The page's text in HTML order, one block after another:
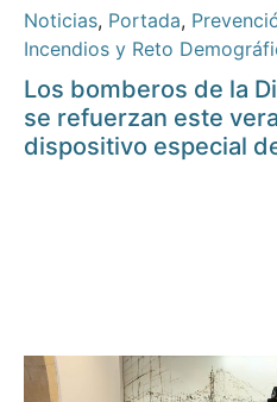
Noticias, Portada,
Incendios y Reto
Los bomberos de la
se refuerzan este
dispositivo especial